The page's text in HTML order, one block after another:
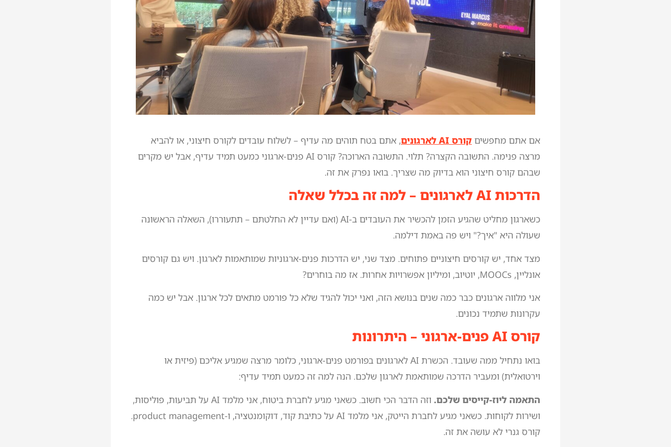
אם אתם מחפשים קורס AI לארגונים
, אתם בטח תוהים מה עדיף – לשלוח עובדים לקורס חיצוני, או להביא
מרצה פנימה. התשובה הקצרה? תלוי. התשובה הארוכה? קורס AI פנים-ארגוני כמעט תמיד עדיף, אבל יש מקרים
שבהם קורס חיצוני הוא בדיוק מה שצריך. בואו נפרק את זה.
הדרכות AI לארגונים – למה זה בכלל שאלה
כשארגון מחליט שהגיע הזמן להכשיר את העובדים ב-AI (ואם עדיין לא החלטתם – תתעוררו), השאלה הראשונה
שעולה היא "איך?" ויש פה באמת דילמה.
מצד אחד, יש קורסים חיצוניים פתוחים. מצד שני, יש הדרכות פנים-ארגוניות שמותאמות לארגון. ויש גם קורסים
אונליין, MOOCs, יוטיוב, ומיליון אפשרויות אחרות. אז מה בוחרים?
אני מלווה ארגונים כבר כמה שנים בנושא הזה, ואני יכול להגיד שלא כל פורמט מתאים לכל ארגון. אבל יש כמה
עקרונות שתמיד נכונים.
קורס AI פנים-ארגוני – היתרונות
בואו נתחיל ממה שעובד. הכשרת AI לארגונים בפורמט פנים-ארגוני, כלומר מרצה שמגיע אליכם (פיזית או
וירטואלית) ומעביר הדרכה שמותאמת לארגון שלכם. הנה למה זה כמעט תמיד עדיף:
התאמה ליוז-קייסים שלכם.
וזה הדבר הכי חשוב. כשאני מגיע לחברת ביטוח, אני מלמד AI על תביעות, פוליסות,
ושירות לקוחות. כשאני מגיע לחברת הייטק, אני מלמד AI על כתיבת קוד, דוקומנטציה, ו-product management.
קורס גנרי לא עושה את זה.